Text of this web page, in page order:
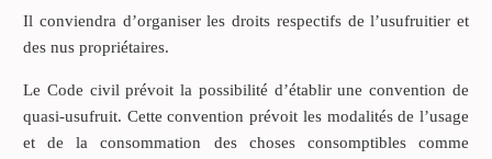
Il conviendra d’organiser les droits respectifs de l’usufruitier et
des nus propriétaires.
Le Code civil prévoit la possibilité d’établir une convention de
quasi-usufruit. Cette convention prévoit les modalités de l’usage
et de la consommation des choses consomptibles comme